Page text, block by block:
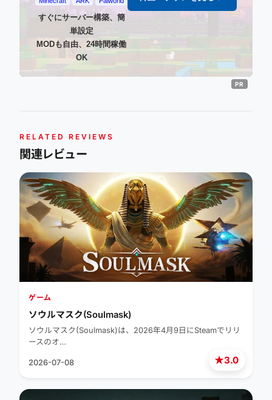
すぐにサーバー構築、簡
単設定
MODも自由、24時間稼働
OK
RELATED REVIEWS
関連レビュー
★3.0
ゲーム
ソウルマスク(Soulmask)
ソウルマスク(Soulmask)は、2026年4月9日にSteamでリリ
ースのオ…
2026-07-08